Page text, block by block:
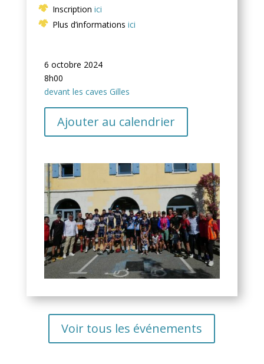
Inscription ici
Plus d’informations ici
6 octobre 2024
8h00
devant les caves Gilles
Ajouter au calendrier
Voir tous les événements